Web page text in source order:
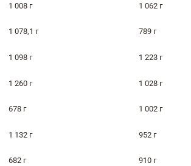
1 008 г 1 062 г
1 078,1 г 789 г
1 098 г 1 223 г
1 260 г 1 028 г
678 г 1 002 г
1 132 г 952 г
682 г 910 г